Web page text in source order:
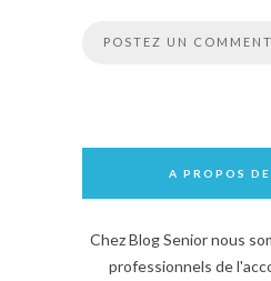
A PROPOS
Chez Blog Senior nous
professionnels de